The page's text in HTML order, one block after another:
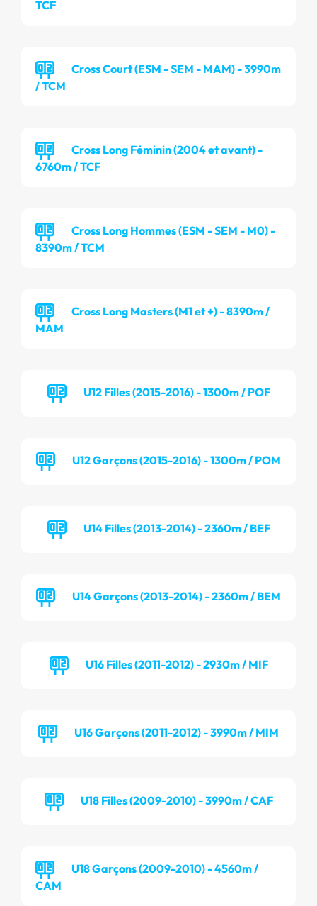
TCF
Cross Court (ESM - SEM - MAM) - 3990m
/ TCM
Cross Long Féminin (2004 et avant) -
6760m / TCF
Cross Long Hommes (ESM - SEM - M0) -
8390m / TCM
Cross Long Masters (M1 et +) - 8390m /
MAM
U12 Filles (2015-2016) - 1300m / POF
U12 Garçons (2015-2016) - 1300m / POM
U14 Filles (2013-2014) - 2360m / BEF
U14 Garçons (2013-2014) - 2360m / BEM
U16 Filles (2011-2012) - 2930m / MIF
U16 Garçons (2011-2012) - 3990m / MIM
U18 Filles (2009-2010) - 3990m / CAF
U18 Garçons (2009-2010) - 4560m /
CAM